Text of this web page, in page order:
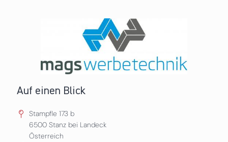
Persönliche Vereinbarkeit
Auf einen Blick
Stampfle 173 b
6500 Stanz bei Landeck
Österreich